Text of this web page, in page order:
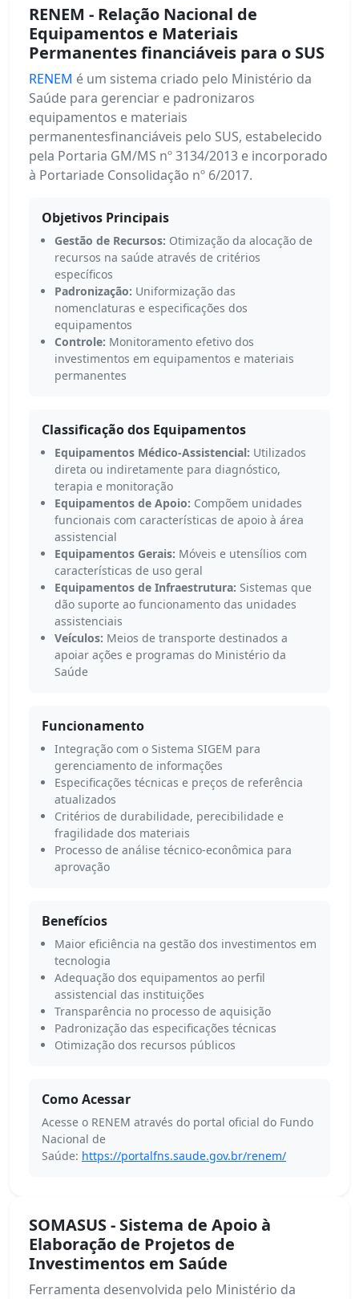
RENEM - Relação Nacional de
Equipamentos e Materiais
Permanentes financiáveis para o SUS
RENEM é um sistema criado pelo Ministério da
Saúde para gerenciar e padronizaros
equipamentos e materiais
permanentesfinanciáveis pelo SUS, estabelecido
pela Portaria GM/MS nº 3134/2013 e incorporado
à Portariade Consolidação nº 6/2017.
Objetivos Principais
Gestão de Recursos: Otimização da alocação de
recursos na saúde através de critérios
específicos
Padronização: Uniformização das
nomenclaturas e especificações dos
equipamentos
Controle: Monitoramento efetivo dos
investimentos em equipamentos e materiais
permanentes
Classificação dos Equipamentos
Equipamentos Médico-Assistencial: Utilizados
direta ou indiretamente para diagnóstico,
terapia e monitoração
Equipamentos de Apoio: Compõem unidades
funcionais com características de apoio à área
assistencial
Equipamentos Gerais: Móveis e utensílios com
características de uso geral
Equipamentos de Infraestrutura: Sistemas que
dão suporte ao funcionamento das unidades
assistenciais
Veículos: Meios de transporte destinados a
apoiar ações e programas do Ministério da
Saúde
Funcionamento
Integração com o Sistema SIGEM para
gerenciamento de informações
Especificações técnicas e preços de referência
atualizados
Critérios de durabilidade, perecibilidade e
fragilidade dos materiais
Processo de análise técnico-econômica para
aprovação
Benefícios
Maior eficiência na gestão dos investimentos em
tecnologia
Adequação dos equipamentos ao perfil
assistencial das instituições
Transparência no processo de aquisição
Padronização das especificações técnicas
Otimização dos recursos públicos
Como Acessar
Acesse o RENEM através do portal oficial do Fundo
Nacional de
Saúde: https://portalfns.saude.gov.br/renem/
SOMASUS - Sistema de Apoio à
Elaboração de Projetos de
Investimentos em Saúde
Ferramenta desenvolvida pelo Ministério da